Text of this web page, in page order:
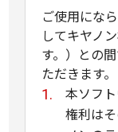
ご使用にな
してキヤノ
す。）との
ただきます。
本ソフ
権利は